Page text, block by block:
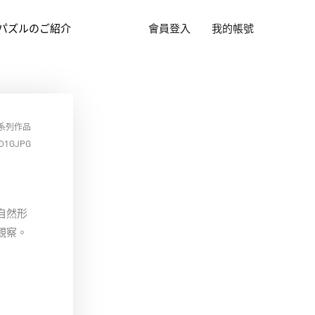
ズルのご紹介 會員登入 我的帳號
列作品
然形
察。